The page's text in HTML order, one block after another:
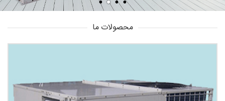
محصولات ما